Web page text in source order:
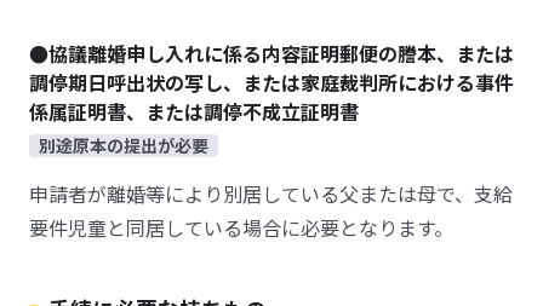
●協議離婚申し入れに係る内容証明郵便の謄本、または
調停期日呼出状の写し、または家庭裁判所における事件
係属証明書、または調停不成立証明書
別途原本の提出が必要
申請者が離婚等により別居している父または母で、支給
要件児童と同居している場合に必要となります。